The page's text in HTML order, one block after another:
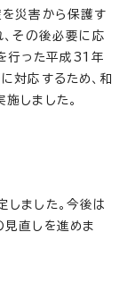
災害から保護す
その後必要に応
行った平成31年
対応するため、和
しました。
ました。今後は
直しを進めま